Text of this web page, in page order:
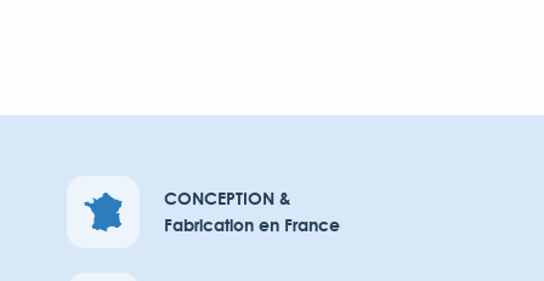
CONCEPTION &
Fabrication en France